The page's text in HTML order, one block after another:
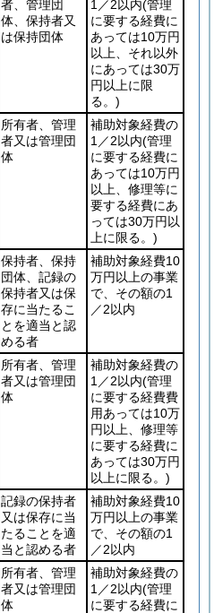
者、管理団
体、保持者又
は保持団体
1／2以内(管理
に要する経費に
あっては10万円
以上、それ以外
にあっては30万
円以上に限
る。)
所有者、管理
者又は管理団
体
補助対象経費の
1／2以内(管理
に要する経費に
あっては10万円
以上、修理等に
要する経費にあ
っては30万円以
上に限る。)
保持者、保持
団体、記録の
保持者又は保
存に当たるこ
とを適当と認
める者
補助対象経費10
万円以上の事業
で、その額の1
／2以内
所有者、管理
者又は管理団
体
補助対象経費の
1／2以内(管理
に要する経費費
用あっては10万
円以上、修理等
に要する経費に
あっては30万円
以上に限る。)
記録の保持者
又は保存に当
たることを適
当と認める者
補助対象経費10
万円以上の事業
で、その額の1
／2以内
所有者、管理
者又は管理団
体
補助対象経費の
1／2以内(管理
に要する経費に